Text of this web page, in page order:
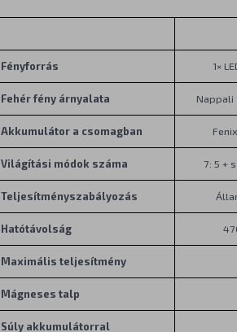
Fényforrás 1×
Fehér fény árnyalata Nappali
Akkumulátor a csomagban
Világítási módok száma 7: 5 +
Teljesítményszabályozás
Hatótávolság
Maximális teljesítmény
Mágneses talp
Súly akkumulátorral